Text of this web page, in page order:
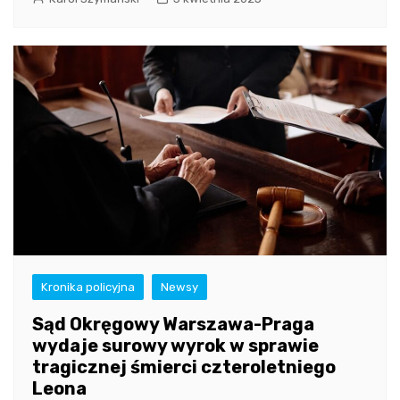
Kronika policyjna Newsy
Sąd Okręgowy Warszawa-Praga
wydaje surowy wyrok w sprawie
tragicznej śmierci czteroletniego
Leona